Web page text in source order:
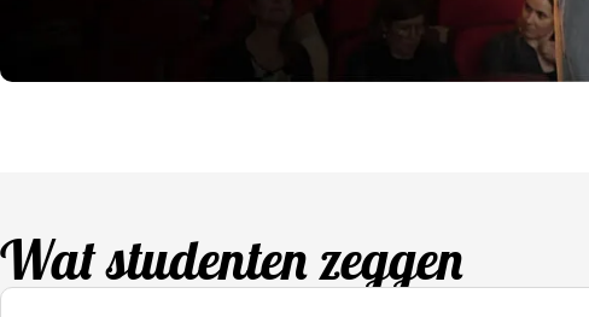
Wat studenten zeggen